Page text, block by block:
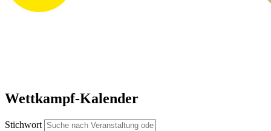
Wettkampf-Kalender
Stichwort